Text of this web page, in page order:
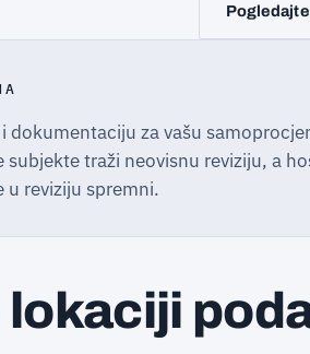
dokumentaciju za vašu
subjekte traži neovisnu reviziju, a
u reviziju spremni.
lokaciji